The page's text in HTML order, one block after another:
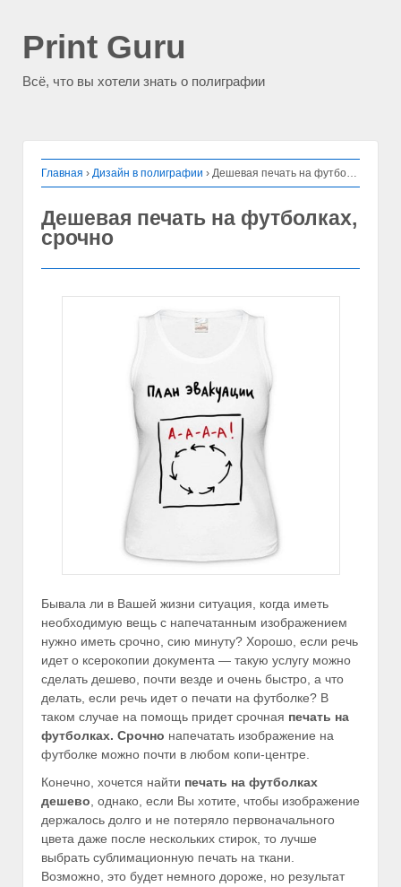
Print Guru
Всё, что вы хотели знать о полиграфии
Главная › Дизайн в полиграфии › Дешевая печать на футболках, срочно
Дешевая печать на футболках,
срочно
Бывала ли в Вашей жизни ситуация, когда иметь
необходимую вещь с напечатанным изображением
нужно иметь срочно, сию минуту? Хорошо, если речь
идет о ксерокопии документа — такую услугу можно
сделать дешево, почти везде и очень быстро, а что
делать, если речь идет о печати на футболке? В
таком случае на помощь придет срочная печать на
футболках. Срочно напечатать изображение на
футболке можно почти в любом копи-центре.
Конечно, хочется найти печать на футболках
дешево , однако, если Вы хотите, чтобы изображение
держалось долго и не потеряло первоначального
цвета даже после нескольких стирок, то лучше
выбрать сублимационную печать на ткани.
Возможно, это будет немного дороже, но результат